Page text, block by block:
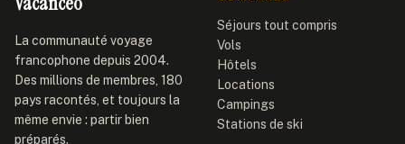
La communauté voyage
francophone depuis 2004.
Des millions de membres, 180
pays racontés, et toujours la
même envie : partir bien
préparés.
Séjours tout compris
Vols
Hôtels
Locations
Campings
Stations de ski